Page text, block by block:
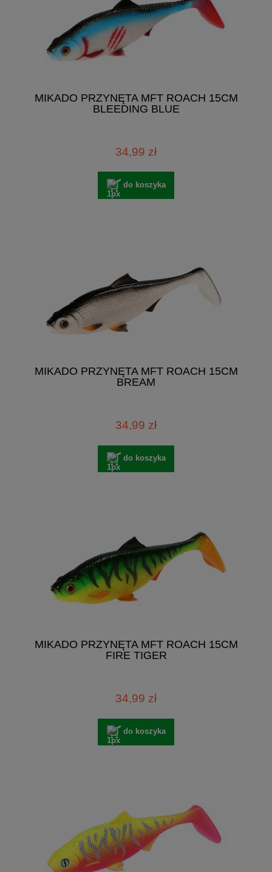
MIKADO PRZYNĘTA MFT ROACH 15CM
BLEEDING BLUE
34,99 zł
do koszyka
MIKADO PRZYNĘTA MFT ROACH 15CM
BREAM
34,99 zł
do koszyka
MIKADO PRZYNĘTA MFT ROACH 15CM
FIRE TIGER
34,99 zł
do koszyka